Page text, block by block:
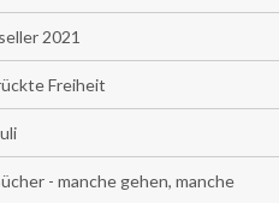
2021
Freiheit
- manche gehen, manche